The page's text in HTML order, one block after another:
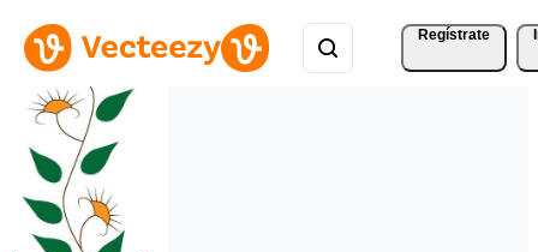
Regístrate